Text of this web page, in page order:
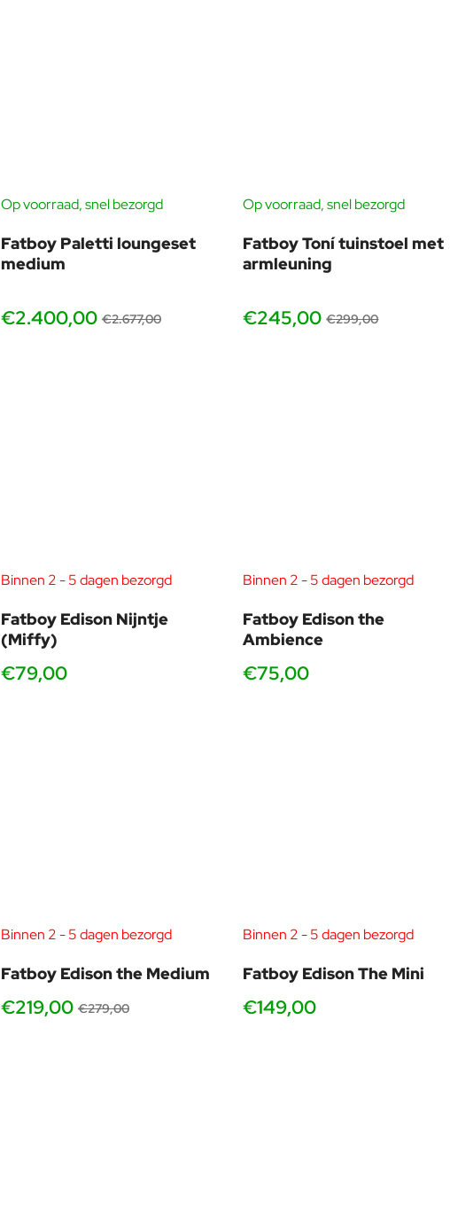
GRATIS HOEZEN
Op voorraad, snel bezorgd
Fatboy Paletti loungeset
medium
€2.400,00 €2.677,00
Op voorraad, snel bezorgd
Fatboy Toní tuinstoel met
armleuning
€245,00 €299,00
Binnen 2 - 5 dagen bezorgd
Fatboy Edison Nijntje
(Miffy)
€79,00
Binnen 2 - 5 dagen bezorgd
Fatboy Edison the
Ambience
€75,00
Binnen 2 - 5 dagen bezorgd
Fatboy Edison the Medium
€219,00 €279,00
Binnen 2 - 5 dagen bezorgd
Fatboy Edison The Mini
€149,00